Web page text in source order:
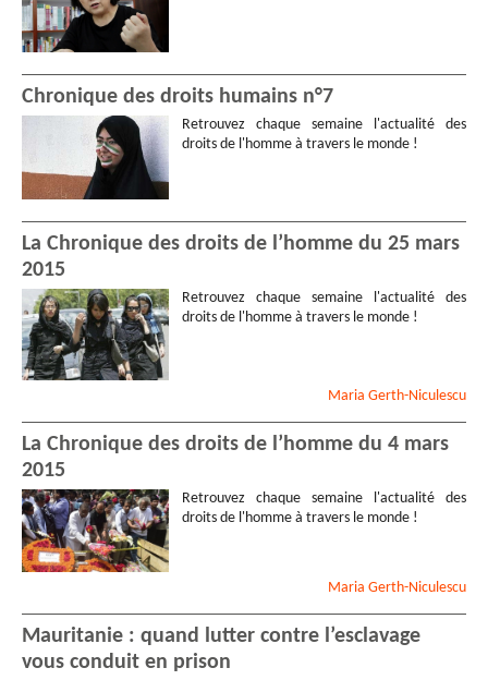
Chronique des droits humains n°7
Retrouvez chaque semaine l'actualité des
droits de l'homme à travers le monde !
La Chronique des droits de l’homme du 25 mars
2015
Retrouvez chaque semaine l'actualité des
droits de l'homme à travers le monde !
Maria Gerth-Niculescu
La Chronique des droits de l’homme du 4 mars
2015
Retrouvez chaque semaine l'actualité des
droits de l'homme à travers le monde !
Maria Gerth-Niculescu
Mauritanie : quand lutter contre l’esclavage
vous conduit en prison